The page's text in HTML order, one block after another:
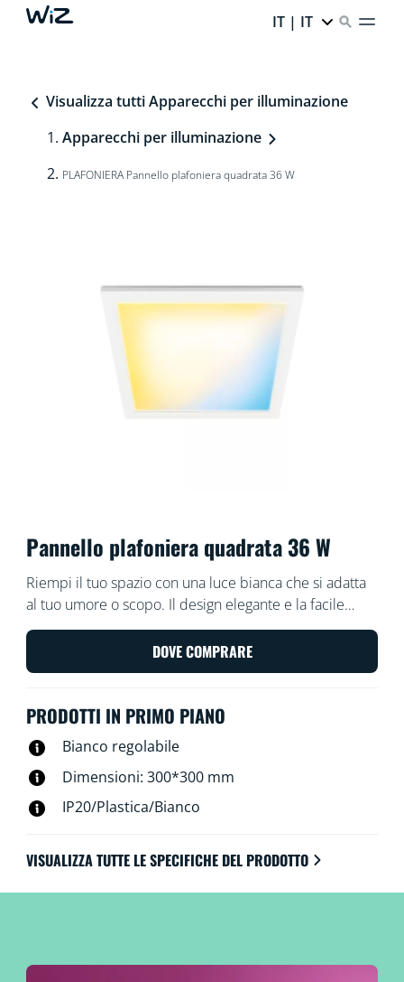
IT | IT
Visualizza tutti Apparecchi per illuminazione
Apparecchi per illuminazione
PLAFONIERA Pannello plafoniera quadrata 36 W
Pannello plafoniera quadrata 36 W
Riempi il tuo spazio con una luce bianca che si adatta
al tuo umore o scopo. Il design elegante e la facile
installazione lo rendono una parte confortevole e
senza soluzione di continuità del tuo spazio.
DOVE COMPRARE
PRODOTTI IN PRIMO PIANO
Bianco regolabile
Dimensioni: 300*300 mm
IP20/Plastica/Bianco
VISUALIZZA TUTTE LE SPECIFICHE DEL PRODOTTO